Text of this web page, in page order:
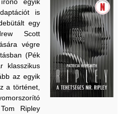
is
egy
Scott
végre
(Pék
klasszikus
az egyik
a történet,
Ripley